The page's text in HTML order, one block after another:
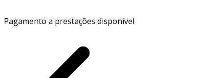
Pagamento a prestações disponível